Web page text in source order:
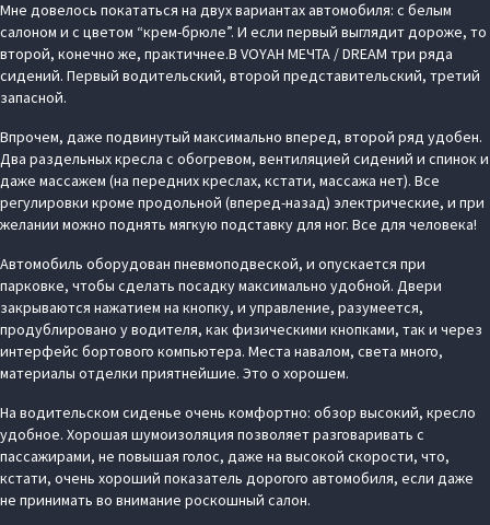
Мне довелось покататься на двух вариантах автомобиля: с белым
салоном и с цветом “крем-брюле”. И если первый выглядит дороже, то
второй, конечно же, практичнее.В VOYAH МЕЧТА / DREAM три ряда
сидений. Первый водительский, второй представительский, третий
запасной.
Впрочем, даже подвинутый максимально вперед, второй ряд удобен.
Два раздельных кресла с обогревом, вентиляцией сидений и спинок и
даже массажем (на передних креслах, кстати, массажа нет). Все
регулировки кроме продольной (вперед-назад) электрические, и при
желании можно поднять мягкую подставку для ног. Все для человека!
Автомобиль оборудован пневмоподвеской, и опускается при
парковке, чтобы сделать посадку максимально удобной. Двери
закрываются нажатием на кнопку, и управление, разумеется,
продублировано у водителя, как физическими кнопками, так и через
интерфейс бортового компьютера. Места навалом, света много,
материалы отделки приятнейшие. Это о хорошем.
На водительском сиденье очень комфортно: обзор высокий, кресло
удобное. Хорошая шумоизоляция позволяет разговаривать с
пассажирами, не повышая голос, даже на высокой скорости, что,
кстати, очень хороший показатель дорогого автомобиля, если даже
не принимать во внимание роскошный салон.